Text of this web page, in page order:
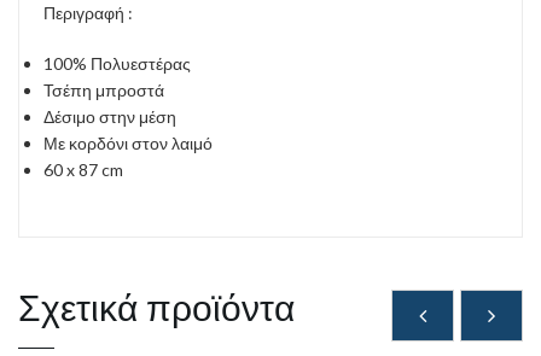
Περιγραφή :
100% Πολυεστέρας
Τσέπη μπροστά
Δέσιμο στην μέση
Με κορδόνι στον λαιμό​
60 x 87 cm
Σχετικά προϊόντα